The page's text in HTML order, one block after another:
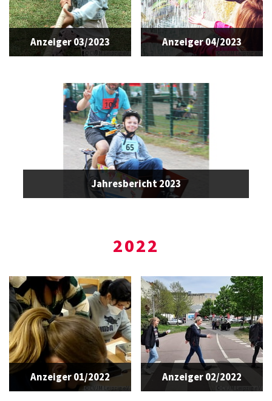
© CVJM Leipzig e.V.
Anzeiger 03/2023
© CVJM Leipzig e.V.
Anzeiger 04/2023
Jahresbericht 2023
2022
© CVJM Leipzig e.V.
Anzeiger 01/2022
© CVJM Leipzig e.V.
Anzeiger 02/2022